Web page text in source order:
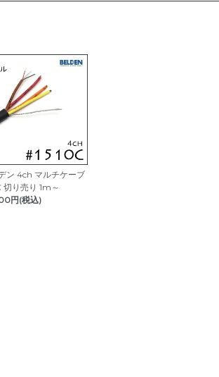
ン 4ch マルチケーブ
切り売り 1m～
円(税込)